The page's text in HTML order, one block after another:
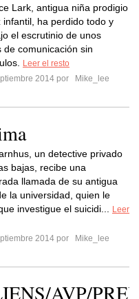
Lark, antigua niña prodigio
infantil, ha perdido todo y
el escrutinio de unos
de comunicación sin
Leer el resto
2014 por
Mike_lee
un detective privado
bajas, recibe una
llamada de su antigua
la universidad, quien le
investigue el suicidi...
Leer
2014 por
Mike_lee
AVP/